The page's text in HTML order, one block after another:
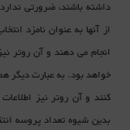
داشته باشند، ضرورتی
از آنها به عنوان نامزد
انجام می دهند و آن روتر
خواهد بود. به عبارت دیگر
کنند و آن روتر نیز